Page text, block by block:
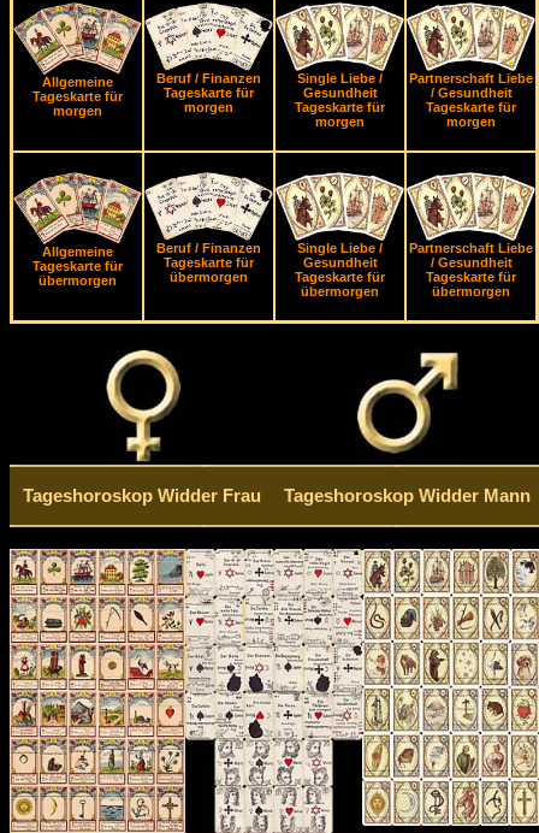
Allgemeine
Tageskarte für
morgen
Beruf / Finanzen
Tageskarte für
morgen
Single Liebe /
Gesundheit
Tageskarte für
morgen
Partnerschaft Liebe
/ Gesundheit
Tageskarte für
morgen
Allgemeine
Tageskarte für
übermorgen
Beruf / Finanzen
Tageskarte für
übermorgen
Single Liebe /
Gesundheit
Tageskarte für
übermorgen
Partnerschaft Liebe
/ Gesundheit
Tageskarte für
übermorgen
Tageshoroskop Widder Frau Tageshoroskop Widder Mann